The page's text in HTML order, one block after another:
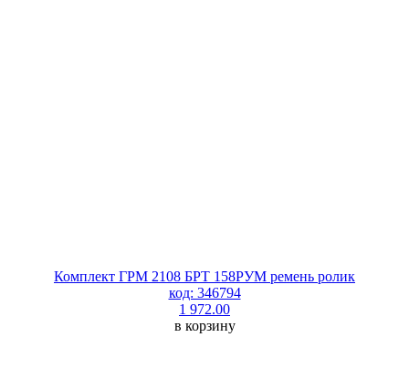
Комплект ГРМ 2108 БРТ 158РУМ ремень ролик
код: 346794
1 972.00
в корзину